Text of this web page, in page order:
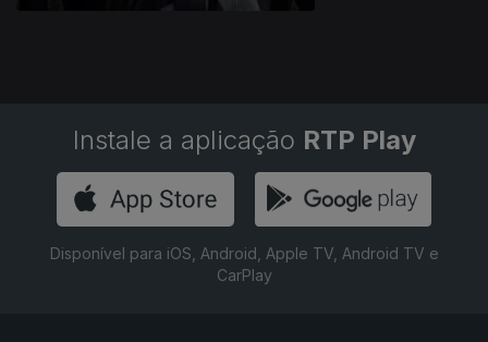
Instale a aplicação RTP Play
Disponível para iOS, Android, Apple TV, Android TV e
CarPlay